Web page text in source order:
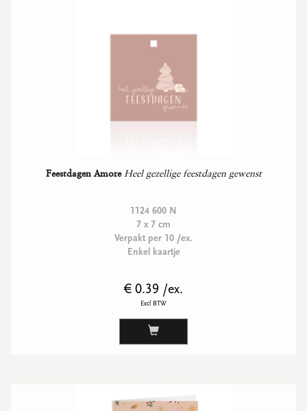
Feestdagen Amore Heel gezellige feestdagen gewenst
1124 600 N
7 x 7 cm
Verpakt per 10 /ex.
Enkel kaartje
€ 0.39 /ex.
Excl BTW